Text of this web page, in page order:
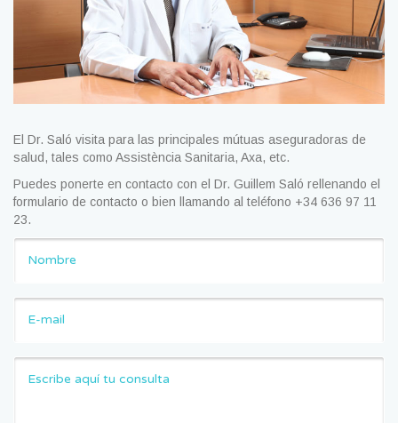
El Dr. Saló visita para las principales mútuas aseguradoras de
salud, tales como Assistència Sanitaria, Axa, etc.
Puedes ponerte en contacto con el Dr. Guillem Saló rellenando el
formulario de contacto o bien llamando al teléfono +34 636 97 11
23.